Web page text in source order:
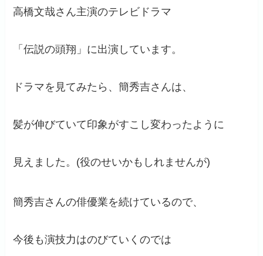
高橋文哉さん主演のテレビドラマ
「伝説の頭翔」に出演しています。
ドラマを見てみたら、簡秀吉さんは、
髪が伸びていて印象がすこし変わったように
見えました。(役のせいかもしれませんが)
簡秀吉さんの俳優業を続けているので、
今後も演技力はのびていくのでは